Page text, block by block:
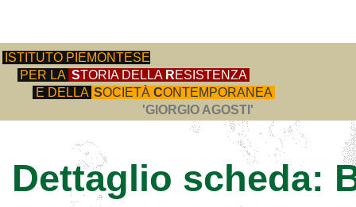
ISTITUTO PIEMONTESE
PER LA STORIA DELLA RESISTENZA
E DELLA SOCIETÀ CONTEMPORANEA
'GIORGIO AGOSTI'
Dettaglio scheda: